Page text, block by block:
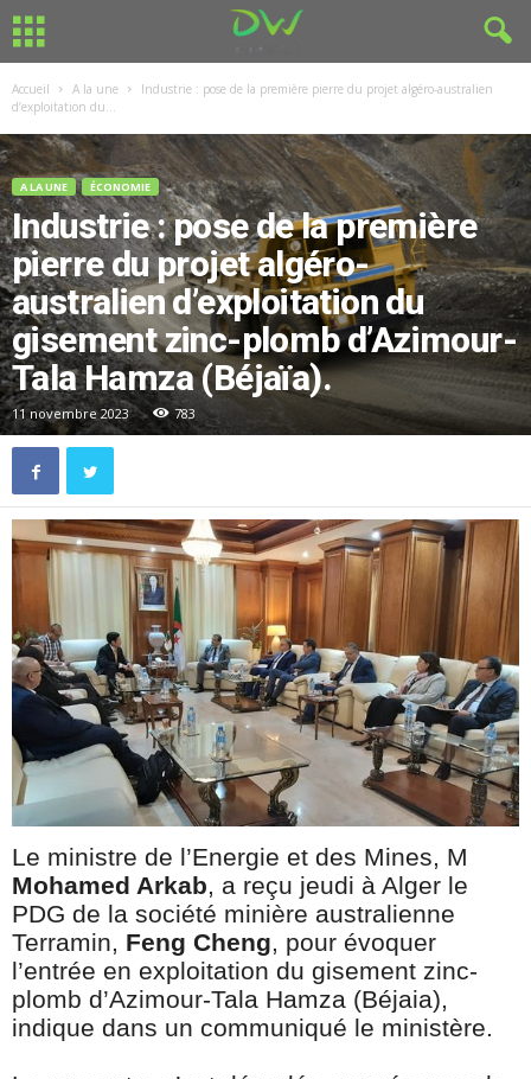
Accueil A la une
Industrie : pose de la première pierre du projet algéro-australien
d’exploitation du...
A LA UNE ÉCONOMIE
Industrie : pose de la première
pierre du projet algéro-
australien d’exploitation du
gisement zinc-plomb d’Azimour-
Tala Hamza (Béjaïa).
11 novembre 2023 783
Le ministre de l’Energie et des Mines, M
Mohamed Arkab, a reçu jeudi à Alger le
PDG de la société minière australienne
Terramin, Feng Cheng, pour évoquer
l’entrée en exploitation du gisement zinc-
plomb d’Azimour-Tala Hamza (Béjaia),
indique dans un communiqué le ministère.